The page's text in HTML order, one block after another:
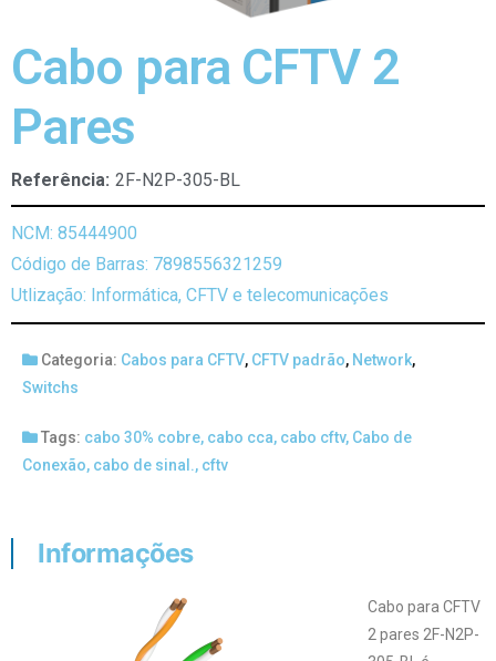
Cabo para CFTV 2
Pares
Referência: 2F-N2P-305-BL
NCM: 85444900
Código de Barras: 7898556321259
Utlização: Informática, CFTV e telecomunicações
Categoria: Cabos para CFTV, CFTV padrão, Network,
Switchs
Tags: cabo 30% cobre, cabo cca, cabo cftv, Cabo de
Conexão, cabo de sinal., cftv
Informações
Cabo para CFTV
2 pares 2F-N2P-